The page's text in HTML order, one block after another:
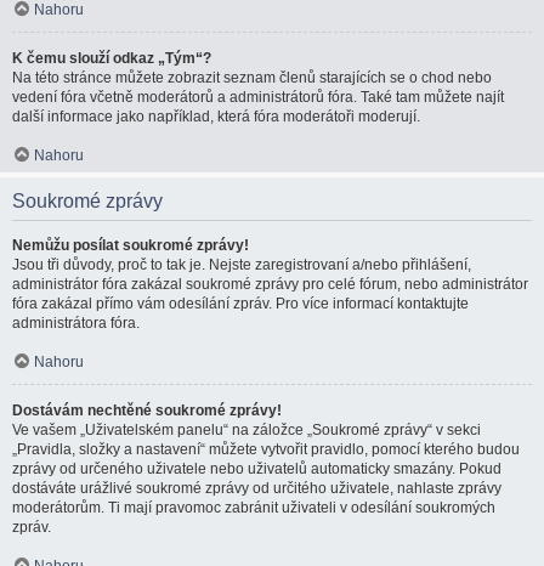
Nahoru
K čemu slouží odkaz „Tým“?
Na této stránce můžete zobrazit seznam členů starajících se o chod nebo
vedení fóra včetně moderátorů a administrátorů fóra. Také tam můžete najít
další informace jako například, která fóra moderátoři moderují.
Nahoru
Soukromé zprávy
Nemůžu posílat soukromé zprávy!
Jsou tři důvody, proč to tak je. Nejste zaregistrovaní a/nebo přihlášení,
administrátor fóra zakázal soukromé zprávy pro celé fórum, nebo administrátor
fóra zakázal přímo vám odesílání zpráv. Pro více informací kontaktujte
administrátora fóra.
Nahoru
Dostávám nechtěné soukromé zprávy!
Ve vašem „Uživatelském panelu“ na záložce „Soukromé zprávy“ v sekci
„Pravidla, složky a nastavení“ můžete vytvořit pravidlo, pomocí kterého budou
zprávy od určeného uživatele nebo uživatelů automaticky smazány. Pokud
dostáváte urážlivé soukromé zprávy od určitého uživatele, nahlaste zprávy
moderátorům. Ti mají pravomoc zabránit uživateli v odesílání soukromých
zpráv.